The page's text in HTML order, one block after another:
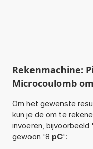
Rekenmachine:
Microcoulomb
Om het gewenste
kun je de om te
invoeren, bijvoorbeeld
gewoon '8 pC':